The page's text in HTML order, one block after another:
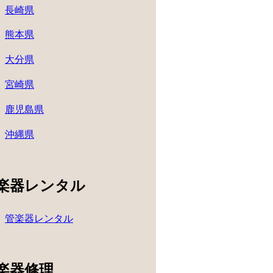
長崎県
熊本県
大分県
宮崎県
鹿児島県
沖縄県
器レンタル
管楽器レンタル